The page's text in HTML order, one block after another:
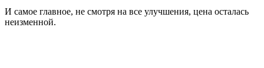
И самое главное, не смотря на все улучшения, цена осталась
неизменной.